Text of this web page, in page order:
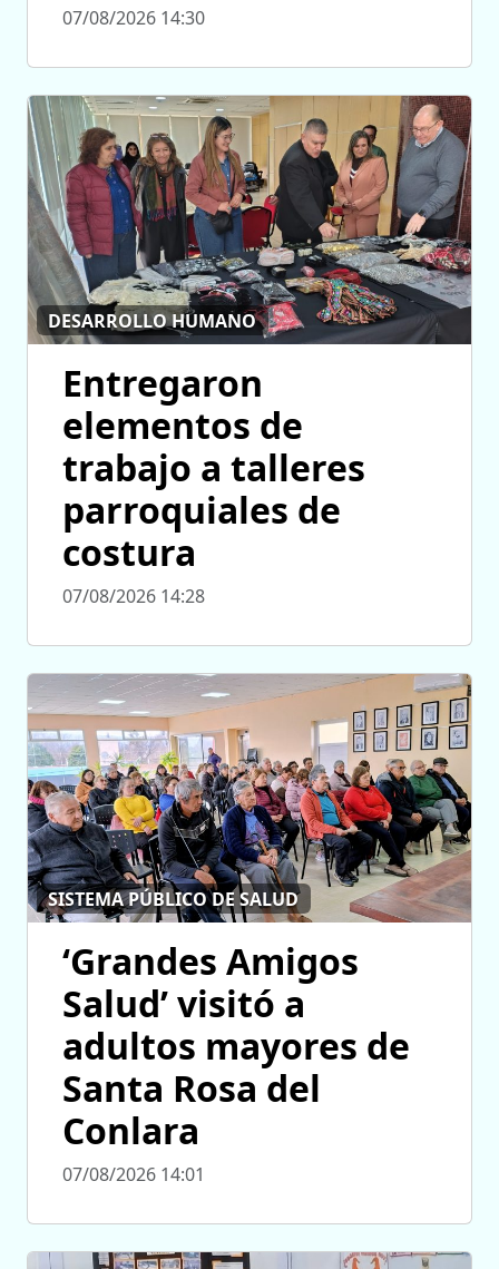
07/08/2026 14:30
DESARROLLO HUMANO
Entregaron
elementos de
trabajo a talleres
parroquiales de
costura
07/08/2026 14:28
SISTEMA PÚBLICO DE SALUD
‘Grandes Amigos
Salud’ visitó a
adultos mayores de
Santa Rosa del
Conlara
07/08/2026 14:01